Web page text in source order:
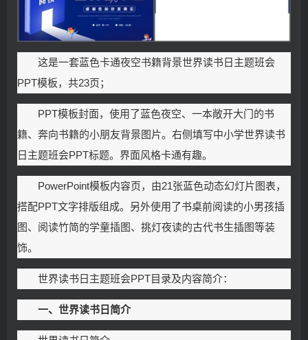
这是一套蓝色卡通夜空书籍背景世界读书日主题班会
PPT模板，共23页；
PPT模板封面，使用了蓝色夜空、一本敞开大门的书
籍、奔向书籍的小朋友背景图片。右侧填写中小学世界读书
日主题班会PPT标题。界面风格卡通有趣。
PowerPoint模板内容页，由21张蓝色动态幻灯片图表，
搭配PPT文字排版组成。另外使用了书桌前阅读的小男孩插
图、阅读竹简的学童插图、挑灯夜读的古代书生插图等装
饰。
世界读书日主题班会PPT目录及内容简介：
一、世界读书日简介